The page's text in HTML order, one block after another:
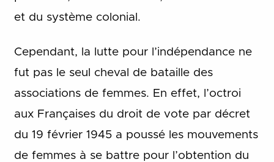
et du système colonial.
Cependant, la lutte pour l’indépendance ne
fut pas le seul cheval de bataille des
associations de femmes. En effet, l’octroi
aux Françaises du droit de vote par décret
du 19 février 1945 a poussé les mouvements
de femmes à se battre pour l’obtention du